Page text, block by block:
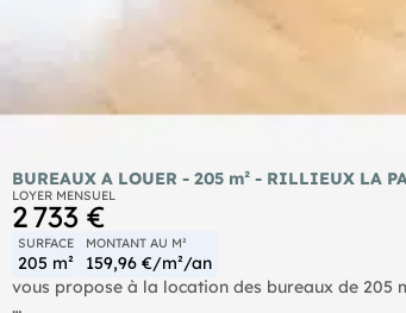
BUREAUX A LOUER - 205 m² - RILLIEUX LA
LOYER MENSUEL
2 733 €
SURFACE
205 m²
MONTANT AU M²
159,96 €/m²/an
vous propose à la location des bureaux de 205